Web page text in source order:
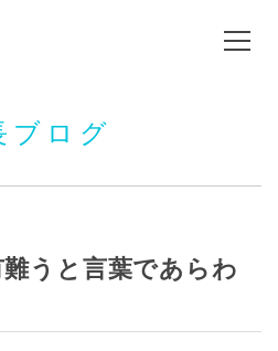
ブログ
うと言葉であらわ